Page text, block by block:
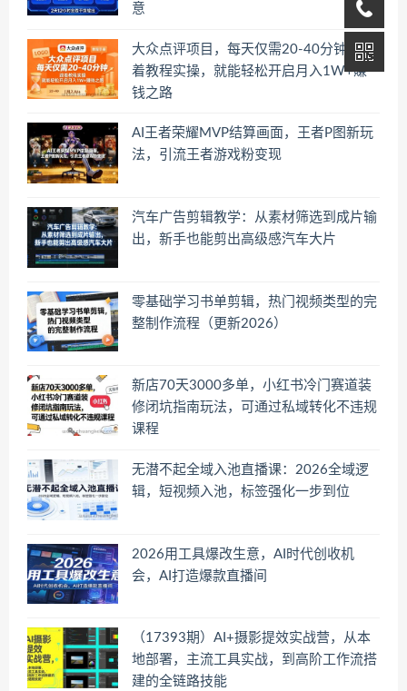
意
大众点评项目，每天仅需20-40分钟，跟
着教程实操，就能轻松开启月入1W+賺
钱之路
AI王者荣耀MVP结算画面，王者P图新玩
法，引流王者游戏粉变现
汽车广告剪辑教学：从素材筛选到成片输
出，新手也能剪出高级感汽车大片
零基础学习书单剪辑，热门视频类型的完
整制作流程（更新2026）
新店70天3000多单，小红书冷门赛道装
修闭坑指南玩法，可通过私域转化不违规
课程
无潜不起全域入池直播课：2026全域逻
辑，短视频入池，标签强化一步到位
2026用工具爆改生意，AI时代创收机
会，AI打造爆款直播间
（17393期）AI+摄影提效实战营，从本
地部署，主流工具实战，到高阶工作流搭
建的全链路技能